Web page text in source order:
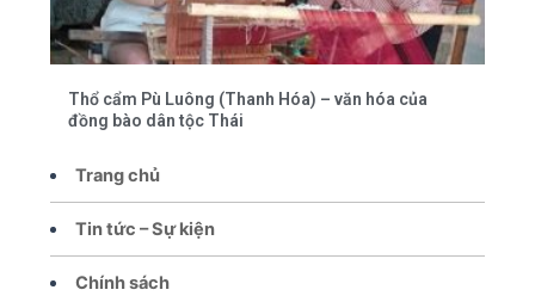
Trang chủ
Tin tức – Sự kiện
Chính sách
Thổ cẩm Pù Luông (Thanh Hóa) – văn hóa của
đồng bào dân tộc Thái